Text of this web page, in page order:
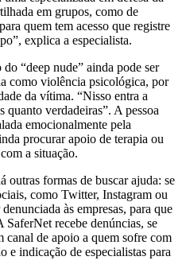
em grupos, como de
quem tem acesso que registre
explica a especialista.
“deep nude” ainda pode ser
como violência psicológica, por
da vítima. “Nisso entra a
quanto verdadeiras”. A pessoa
emocionalmente pela
procurar apoio de terapia ou
a situação.
outras formas de buscar ajuda: se
como Twitter, Instagram ou
às empresas, para que
recebe denúncias, se
de apoio a quem sofre com
e indicação de especialistas para